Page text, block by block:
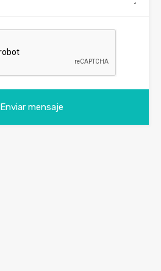
Enviar mensaje